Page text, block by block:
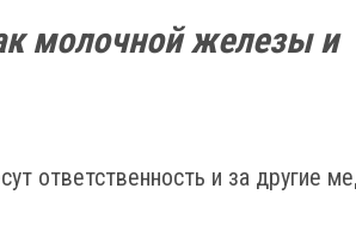
молочной железы и
ответственность и за другие